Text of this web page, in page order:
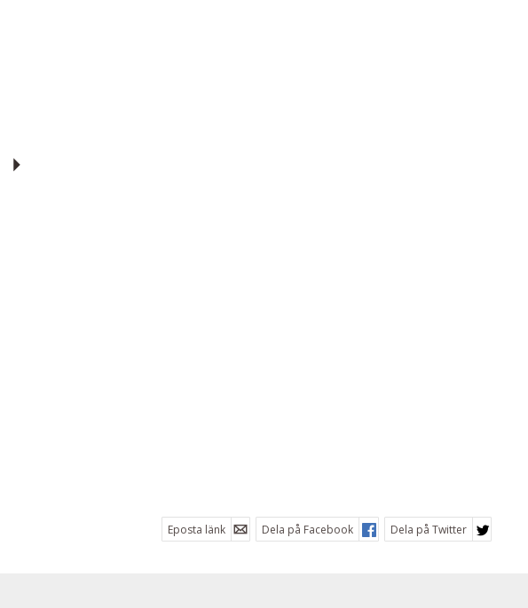
Eposta länk Dela på Facebook Dela på Twitter